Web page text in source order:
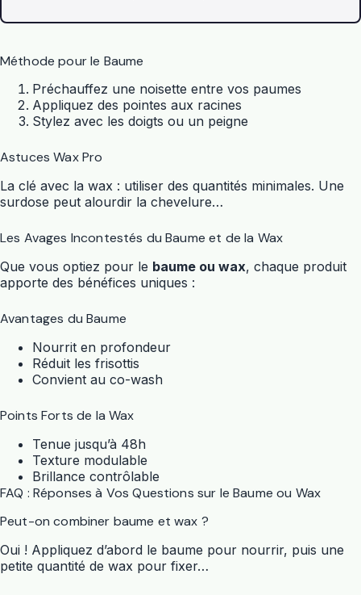
Méthode pour le Baume
Préchauffez une noisette entre vos paumes
Appliquez des pointes aux racines
Stylez avec les doigts ou un peigne
Astuces Wax Pro
La clé avec la wax : utiliser des quantités minimales. Une
surdose peut alourdir la chevelure…
Les Avages Incontestés du Baume et de la Wax
Que vous optiez pour le baume ou wax, chaque produit
apporte des bénéfices uniques :
Avantages du Baume
Nourrit en profondeur
Réduit les frisottis
Convient au co-wash
Points Forts de la Wax
Tenue jusqu’à 48h
Texture modulable
Brillance contrôlable
FAQ : Réponses à Vos Questions sur le Baume ou Wax
Peut-on combiner baume et wax ?
Oui ! Appliquez d’abord le baume pour nourrir, puis une
petite quantité de wax pour fixer…